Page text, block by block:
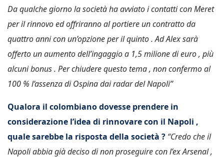
Da qualche giorno la società ha avviato i contatti con Meret
per il rinnovo ed offriranno al portiere un contratto da
quattro anni con un’opzione per il quinto . Ad Alex sarà
offerto un aumento dell’ingaggio a 1,5 milione di euro , più
alcuni bonus . Per chiudere questo tema , non confermo al
100 % l’assenza di Ospina dai radar del Napoli”
Qualora il colombiano dovesse prendere in
considerazione l’idea di rinnovare con il Napoli ,
quale sarebbe la risposta della società ? “Credo che il
Napoli abbia già deciso di non proseguire con l’ex Arsenal ,